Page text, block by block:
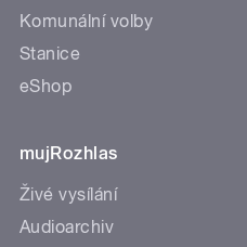
Komunální volby
Stanice
eShop
mujRozhlas
Živé vysílání
Audioarchiv